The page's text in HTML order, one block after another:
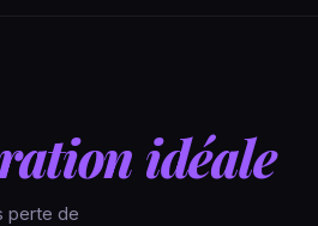
idéale
perte de